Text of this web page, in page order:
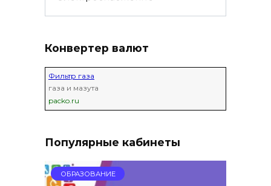
Конвертер валют
Фильтр газа
газа и мазута
packo.ru
Популярные кабинеты
ОБРАЗОВАНИЕ